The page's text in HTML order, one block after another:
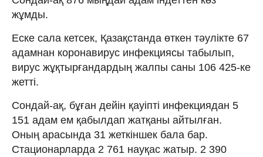
жұмды.
Еске сала кетсек, Қазақстанда өткен тәулікте 67
адамнан коронавирус инфекциясы табылып,
вирус жұқтырғандардың жалпы саны 106 425-ке
жетті.
Сондай-ақ, бұған дейін қауіпті инфекциядан 5
151 адам ем қабылдап жатқаны айтылған.
Оның арасында 31 жеткіншек бала бар.
Стационарларда 2 761 науқас жатыр. 2 390